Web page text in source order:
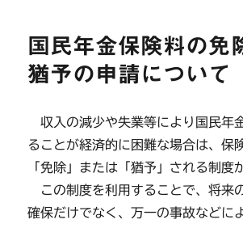
国民年金保険料の免
猶予の申請について
収入の減少や失業等により国民年
ることが経済的に困難な場合は、保
「免除」または「猶予」される制度
この制度を利用することで、将来
確保だけでなく、万一の事故などに